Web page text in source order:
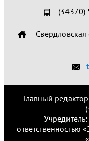
(34370)
Свердловская
Главный
ответственностью